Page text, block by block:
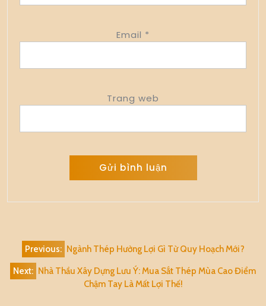
Email *
Trang web
Điều
hướng
bài
Previous: Ngành Thép Hưởng Lợi Gì Từ Quy Hoạch Mới?
Next: Nhà Thầu Xây Dựng Lưu Ý: Mua Sắt Thép Mùa Cao Điểm
Chậm Tay Là Mất Lợi Thế!